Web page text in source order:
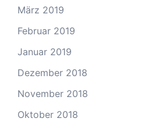
März 2019
Februar 2019
Januar 2019
Dezember 2018
November 2018
Oktober 2018